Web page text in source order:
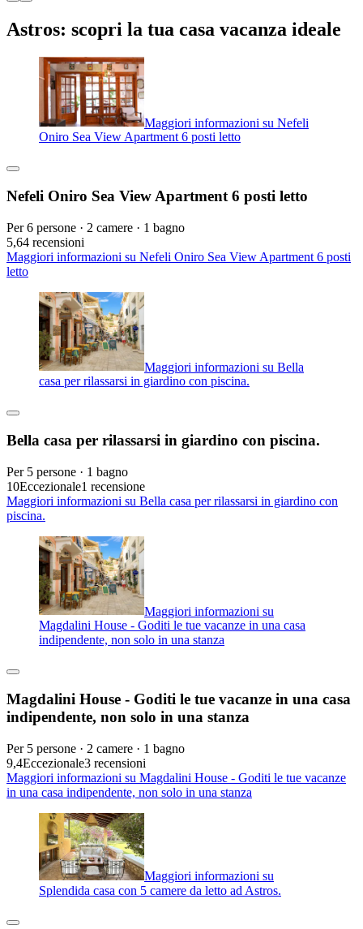
Astros: scopri la tua casa vacanza ideale
Maggiori informazioni su Nefeli
Oniro Sea View Apartment 6 posti letto
Nefeli Oniro Sea View Apartment 6 posti letto
Per 6 persone · 2 camere · 1 bagno
5,64 recensioni
Maggiori informazioni su Nefeli Oniro Sea View Apartment 6 posti
letto
Maggiori informazioni su Bella
casa per rilassarsi in giardino con piscina.
Bella casa per rilassarsi in giardino con piscina.
Per 5 persone · 1 bagno
10Eccezionale1 recensione
Maggiori informazioni su Bella casa per rilassarsi in giardino con
piscina.
Maggiori informazioni su
Magdalini House - Goditi le tue vacanze in una casa
indipendente, non solo in una stanza
Magdalini House - Goditi le tue vacanze in una casa
indipendente, non solo in una stanza
Per 5 persone · 2 camere · 1 bagno
9,4Eccezionale3 recensioni
Maggiori informazioni su Magdalini House - Goditi le tue vacanze
in una casa indipendente, non solo in una stanza
Maggiori informazioni su
Splendida casa con 5 camere da letto ad Astros.